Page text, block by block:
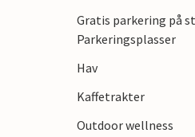
steder å besøke.
Memorial
Utforsk dette
Et avslappende
Gratis parkering på
Parkeringsplasser
Hav
Kaffetrakter
Outdoor wellness